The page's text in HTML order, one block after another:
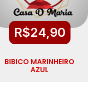
R$24,90
BIBICO MARINHEIRO
AZUL